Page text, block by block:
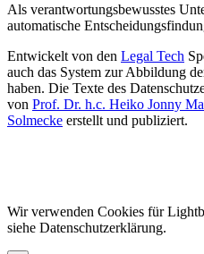
Als verantwortungsbewusstes
automatische
Entwickelt von den Legal Tech
auch das System zur Abbildung
haben. Die Texte des
von Prof. Dr. h.c. Heiko Jonny
Solmecke erstellt und publiziert.
Wir verwenden Cookies für
siehe Datenschutzerklärung.